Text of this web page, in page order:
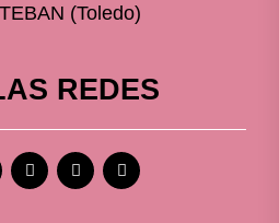
(Toledo)
REDES